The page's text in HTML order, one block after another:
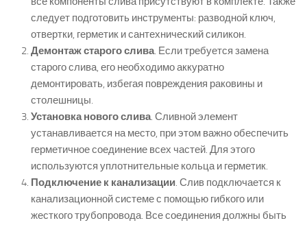
следует подготовить инструменты: разводной ключ,
отвертки, герметик и сантехнический силикон.
Демонтаж старого слива. Если требуется замена
старого слива, его необходимо аккуратно
демонтировать, избегая повреждения раковины и
столешницы.
Установка нового слива. Сливной элемент
устанавливается на место, при этом важно обеспечить
герметичное соединение всех частей. Для этого
используются уплотнительные кольца и герметик.
Подключение к канализации. Слив подключается к
канализационной системе с помощью гибкого или
жесткого трубопровода. Все соединения должны быть